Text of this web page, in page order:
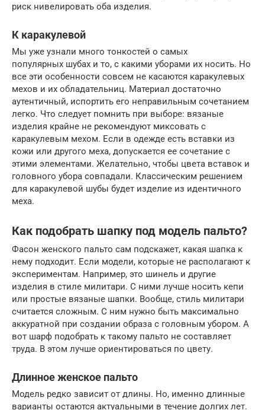
риск нивелировать оба изделия.
К каракулевой
Мы уже узнали много тонкостей о самых
популярных шубах и то, с какими уборами их носить. Но
все эти особенности совсем не касаются каракулевых
мехов и их обладательниц. Материал достаточно
аутентичный, испортить его неправильным сочетанием
легко. Что следует помнить при выборе: вязаные
изделия крайне не рекомендуют миксовать с
каракулевым мехом. Если в одежде есть вставки из
кожи или другого меха, допускается ее сочетание с
этими элементами. Желательно, чтобы цвета вставок и
головного убора совпадали. Классическим решением
для каракулевой шубы будет изделие из идентичного
меха.
Как подобрать шапку под модель пальто?
Фасон женского пальто сам подскажет, какая шапка к
нему подходит. Если модели, которые не располагают к
экспериментам. Например, это шинель и другие
изделия в стиле милитари. С ними лучше носить кепи
или простые вязаные шапки. Вообще, стиль милитари
считается сложным. С ним нужно быть максимально
аккуратной при создании образа с головным убором. А
вот шарф подобрать к такому пальто не составляет
труда. В этом лучше ориентироваться по цвету.
Длинное женское пальто
Модель редко зависит от длины. Но, именно длинные
варианты остаются актуальными в течение долгих лет.